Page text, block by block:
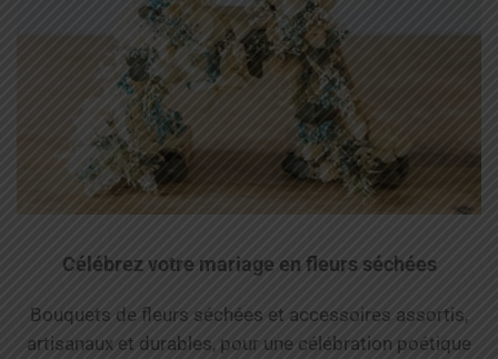
Célébrez votre mariage en fleurs séchées
Bouquets de fleurs séchées et accessoires assortis,
artisanaux et durables, pour une célébration poétique